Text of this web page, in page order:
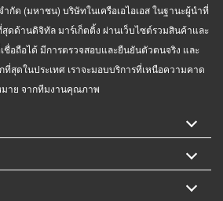
กัด (มหาชน) บริษัทในเครือเอไอเอส ในฐานะผู้นำที่
ด้านดิจิทัล มาร์เก็ตติ้ง ผ่านเว็บไซต์รวมสินค้าและ
ชื่อถือได้ มีการตรวจสอบและยืนยันตัวตนจริง และ
สุดในประเทศ เราจะมอบบริการที่เหนือความคาด
าย จากทีมงานคุณภาพ